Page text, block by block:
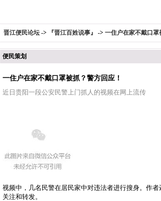
晋江便民论坛 -> 『晋江百姓说事』 -> 一住户在家不戴口罩
便民策划
一住户在家不戴口罩被抓？警方回应！
近日 贵阳一段公安民警上门抓人的视频在网上流传
视频中，几名民警在居民家中对违法者进行搜身。作者
关注和转发。